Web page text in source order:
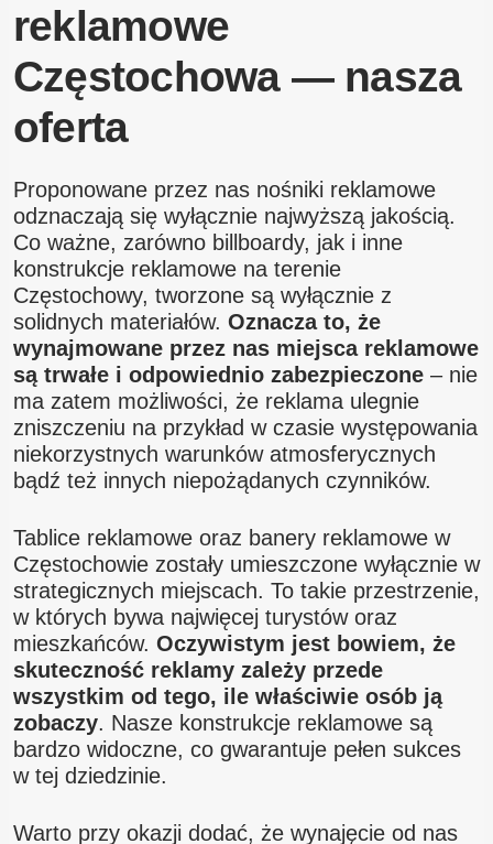
reklamowe
Częstochowa — nasza
oferta
Proponowane przez nas nośniki reklamowe
odznaczają się wyłącznie najwyższą jakością.
Co ważne, zarówno billboardy, jak i inne
konstrukcje reklamowe na terenie
Częstochowy, tworzone są wyłącznie z
solidnych materiałów. Oznacza to, że
wynajmowane przez nas miejsca reklamowe
są trwałe i odpowiednio zabezpieczone – nie
ma zatem możliwości, że reklama ulegnie
zniszczeniu na przykład w czasie występowania
niekorzystnych warunków atmosferycznych
bądź też innych niepożądanych czynników.
Tablice reklamowe oraz banery reklamowe w
Częstochowie zostały umieszczone wyłącznie w
strategicznych miejscach. To takie przestrzenie,
w których bywa najwięcej turystów oraz
mieszkańców. Oczywistym jest bowiem, że
skuteczność reklamy zależy przede
wszystkim od tego, ile właściwie osób ją
zobaczy. Nasze konstrukcje reklamowe są
bardzo widoczne, co gwarantuje pełen sukces
w tej dziedzinie.
Warto przy okazji dodać, że wynajęcie od nas